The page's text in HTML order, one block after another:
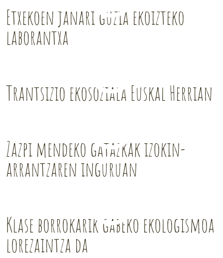
Etxekoen janari guzia ekoizteko
laborantxa
Trantsizio ekosoziala Euskal Herrian
Zazpi mendeko gatazkak izokin-
arrantzaren inguruan
Klase borrokarik gabeko ekologismoa
lorezaintza da